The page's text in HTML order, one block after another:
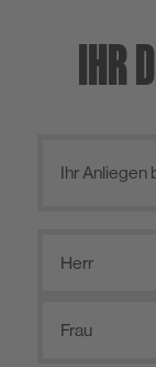
IHR
Herr
Frau